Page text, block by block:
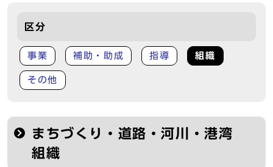
区分
事業 補助・助成 指導 組織
その他
まちづくり・道路・河川・港湾
組織